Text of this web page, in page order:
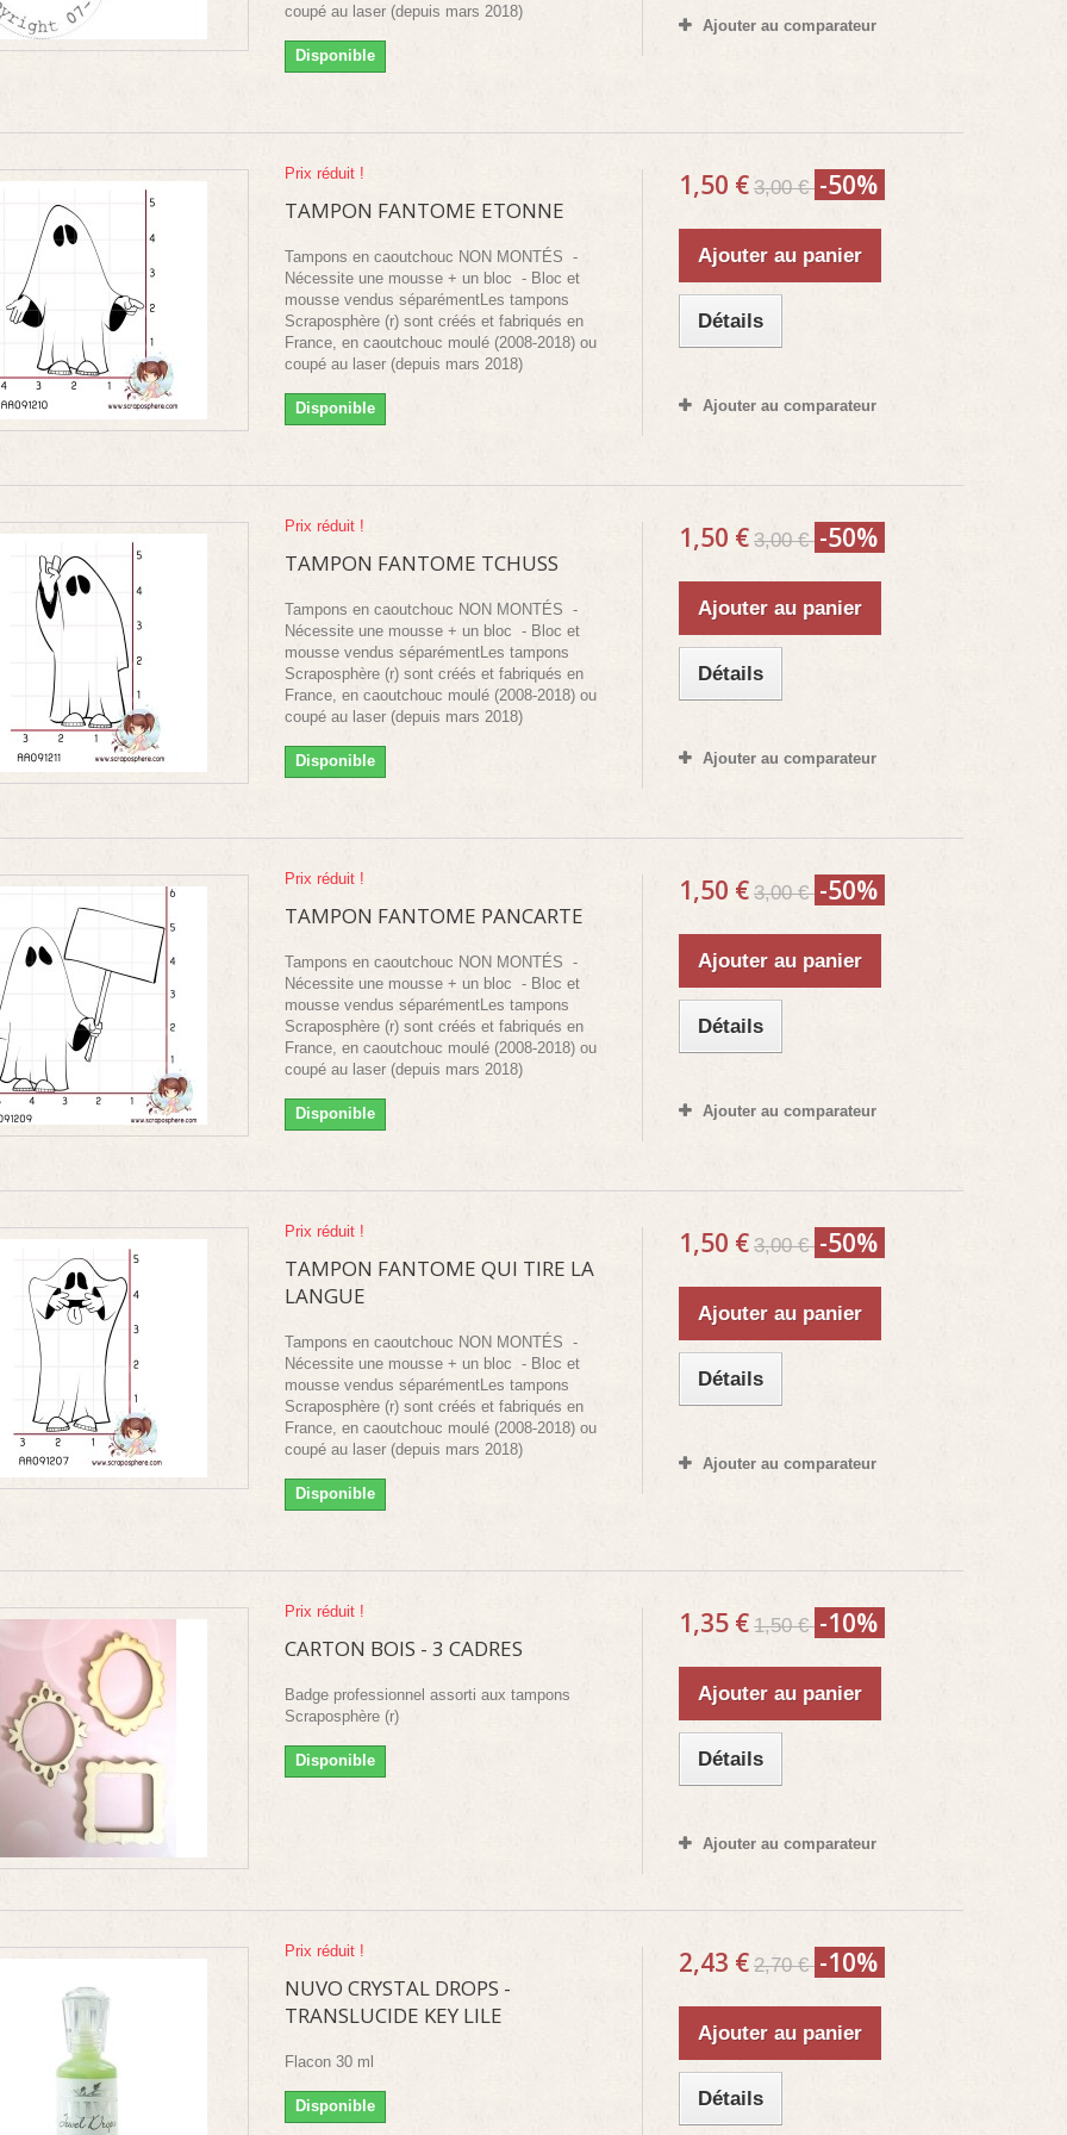
coupé au laser (depuis mars 2018)
Disponible
Ajouter au comparateur
Prix réduit !
TAMPON FANTOME ETONNE
Tampons en caoutchouc NON MONTÉS -
Nécessite une mousse + un bloc - Bloc et
mousse vendus séparémentLes tampons
Scraposphère (r) sont créés et fabriqués en
France, en caoutchouc moulé (2008-2018) ou
coupé au laser (depuis mars 2018)
Disponible
1,50 € 3,00 € -50%
Ajouter au panier
Détails
Ajouter au comparateur
Prix réduit !
TAMPON FANTOME TCHUSS
Tampons en caoutchouc NON MONTÉS -
Nécessite une mousse + un bloc - Bloc et
mousse vendus séparémentLes tampons
Scraposphère (r) sont créés et fabriqués en
France, en caoutchouc moulé (2008-2018) ou
coupé au laser (depuis mars 2018)
Disponible
1,50 € 3,00 € -50%
Ajouter au panier
Détails
Ajouter au comparateur
Prix réduit !
TAMPON FANTOME PANCARTE
Tampons en caoutchouc NON MONTÉS -
Nécessite une mousse + un bloc - Bloc et
mousse vendus séparémentLes tampons
Scraposphère (r) sont créés et fabriqués en
France, en caoutchouc moulé (2008-2018) ou
coupé au laser (depuis mars 2018)
Disponible
1,50 € 3,00 € -50%
Ajouter au panier
Détails
Ajouter au comparateur
Prix réduit !
TAMPON FANTOME QUI TIRE LA
LANGUE
Tampons en caoutchouc NON MONTÉS -
Nécessite une mousse + un bloc - Bloc et
mousse vendus séparémentLes tampons
Scraposphère (r) sont créés et fabriqués en
France, en caoutchouc moulé (2008-2018) ou
coupé au laser (depuis mars 2018)
Disponible
1,50 € 3,00 € -50%
Ajouter au panier
Détails
Ajouter au comparateur
Prix réduit !
CARTON BOIS - 3 CADRES
Badge professionnel assorti aux tampons
Scraposphère (r)
Disponible
1,35 € 1,50 € -10%
Ajouter au panier
Détails
Ajouter au comparateur
Prix réduit !
NUVO CRYSTAL DROPS -
TRANSLUCIDE KEY LILE
Flacon 30 ml
Disponible
2,43 € 2,70 € -10%
Ajouter au panier
Détails